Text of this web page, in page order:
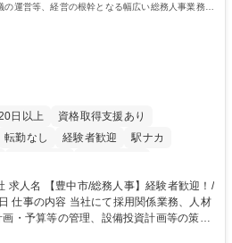
運営等、経営の根幹となる幅広い総務人事業務全
日以上
資格取得支援あり
転勤なし 経験者歓迎
駅ナカ
補助あり 食事補助あり
/
人材
・予算等の管理、設備投資計画等の策
等、経営の根幹となる幅広い総務人事業